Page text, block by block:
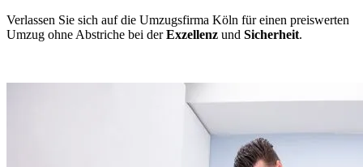
Verlassen Sie sich auf die Umzugsfirma Köln für einen preiswerten
Umzug ohne Abstriche bei derExzellenz und Sicherheit.